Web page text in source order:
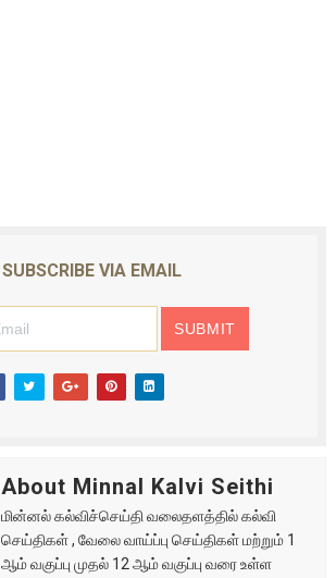
SUBSCRIBE VIA EMAIL
About Minnal Kalvi Seithi
மின்னல் கல்விச்செய்தி வலைதளத்தில் கல்வி
செய்திகள் , வேலை வாய்ப்பு செய்திகள் மற்றும் 1
ஆம் வகுப்பு முதல் 12 ஆம் வகுப்பு வரை உள்ள